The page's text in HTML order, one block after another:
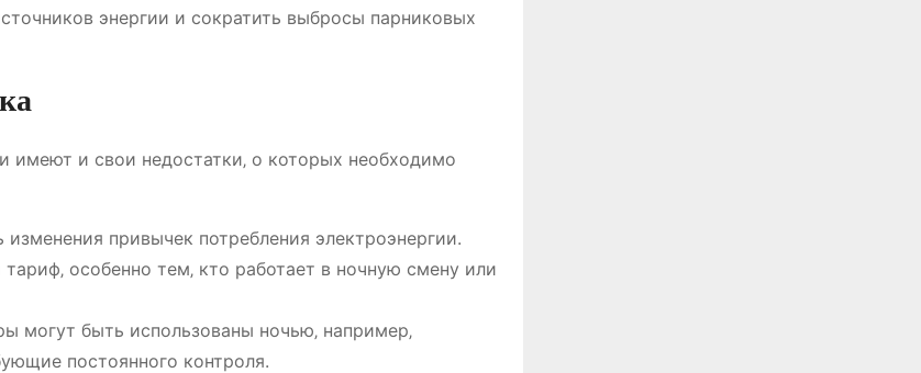
энергии и сократить выбросы парниковых
имеют и свои недостатки‚ о которых необходимо
привычек потребления электроэнергии.
особенно тем‚ кто работает в ночную смену или
могут быть использованы ночью‚ например‚
постоянного контроля.